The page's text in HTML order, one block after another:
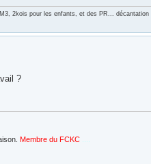
2kois pour les enfants, et des PR...
?
Membre du FCKC